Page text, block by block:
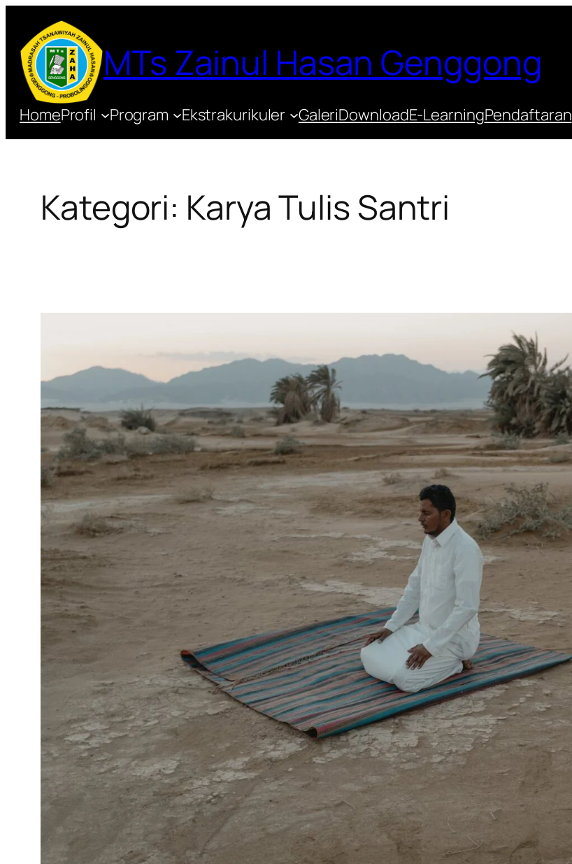
konten
MTs Zainul Hasan Genggong
HomeProfil Program Ekstrakurikuler GaleriDownloadE-LearningPendaftaran
Kategori: Karya Tulis Santri